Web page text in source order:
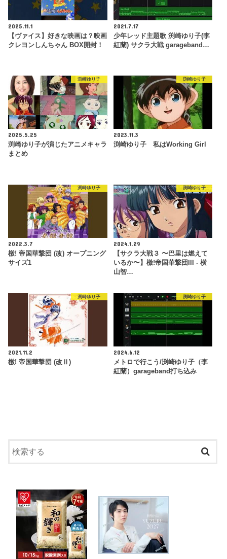
2025.11.1
【ヴァイス】好きな映画は？映画
クレヨンしんちゃん BOX開封！
2021.7.17
少年レッド主題歌 渕崎ゆり子(李
紅蘭) サクラ大戦 garageband…
渕崎ゆり子
2025.5.25
渕崎ゆり子が演じたアニメキャラ
まとめ
渕崎ゆり子
2023.11.3
渕崎ゆり子 私はWorking Girl
渕崎ゆり子
2022.3.7
檄! 帝国華撃団 (改) オープニング
サイズ1
渕崎ゆり子
2024.1.29
【サクラ大戦３ 〜巴里は燃えて
いるか〜】檄!帝国華撃団III - 横
山智…
渕崎ゆり子
2021.11.2
檄! 帝国華撃団 (改Ⅱ)
渕崎ゆり子
2024.6.12
メトロで行こう/渕崎ゆり子（李
紅蘭）garageband打ち込み